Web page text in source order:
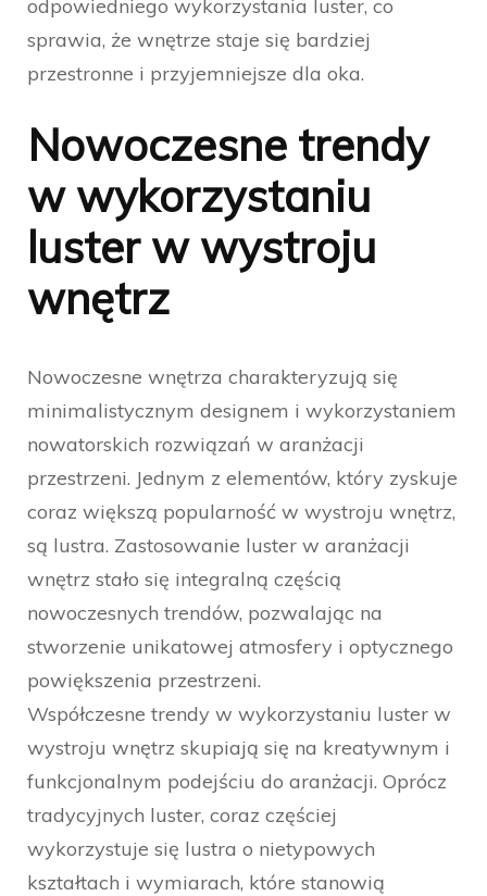
odpowiedniego wykorzystania luster, co
sprawia, że wnętrze staje się bardziej
przestronne i przyjemniejsze dla oka.
Nowoczesne trendy
w wykorzystaniu
luster w wystroju
wnętrz
Nowoczesne wnętrza charakteryzują się
minimalistycznym designem i wykorzystaniem
nowatorskich rozwiązań w aranżacji
przestrzeni. Jednym z elementów, który zyskuje
coraz większą popularność w wystroju wnętrz,
są lustra. Zastosowanie luster w aranżacji
wnętrz stało się integralną częścią
nowoczesnych trendów, pozwalając na
stworzenie unikatowej atmosfery i optycznego
powiększenia przestrzeni.
Współczesne trendy w wykorzystaniu luster w
wystroju wnętrz skupiają się na kreatywnym i
funkcjonalnym podejściu do aranżacji. Oprócz
tradycyjnych luster, coraz częściej
wykorzystuje się lustra o nietypowych
kształtach i wymiarach, które stanowią